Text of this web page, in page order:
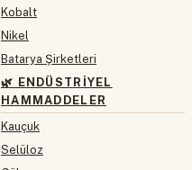
Kobalt
Nikel
Batarya Şirketleri
🌿 ENDÜSTRIYEL
HAMMADDELER
Kauçuk
Selüloz